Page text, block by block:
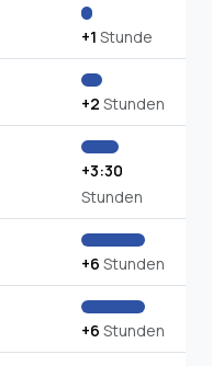
+1 Stunde
+2 Stunden
+3:30
Stunden
+6 Stunden
+6 Stunden